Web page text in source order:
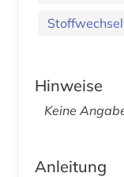
Hinweise
Keine
Anleitung